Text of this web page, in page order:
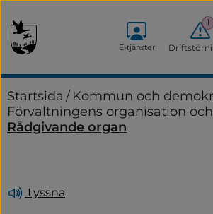
E-tjänster
1
Startsida / Kommun och
Förvaltningens organisation
Rådgivande organ
Lyssna